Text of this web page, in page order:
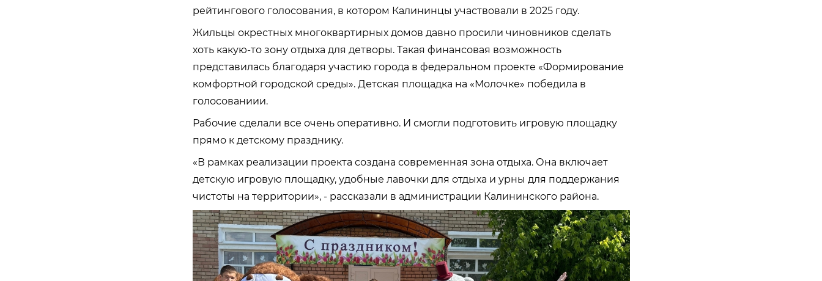
рейтингового голосования, в котором Калининцы участвовали в 2025 году.
Жильцы окрестных многоквартирных домов давно просили чиновников сделать
хоть какую-то зону отдыха для детворы. Такая финансовая возможность
представилась благодаря участию города в федеральном проекте «Формирование
комфортной городской среды». Детская площадка на «Молочке» победила в
голосованиии.
Рабочие сделали все очень оперативно. И смогли подготовить игровую площадку
прямо к детскому празднику.
«В рамках реализации проекта создана современная зона отдыха. Она включает
детскую игровую площадку, удобные лавочки для отдыха и урны для поддержания
чистоты на территории», - рассказали в администрации Калининского района.